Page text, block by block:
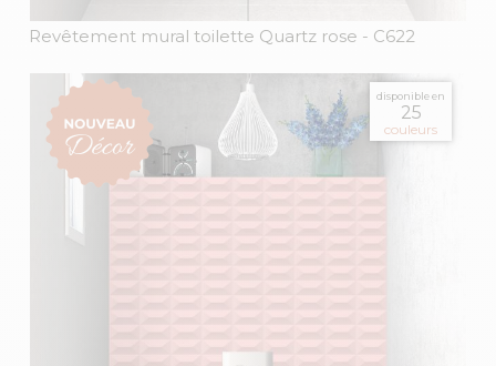
Revêtement mural toilette Quartz rose - C622
disponible en
25
couleurs